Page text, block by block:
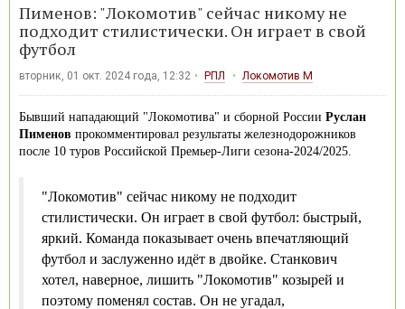
Пименов: "Локомотив" сейчас никому не
подходит стилистически. Он играет в свой
футбол
вторник, 01 окт. 2024 года, 12:32 РПЛ Локомотив М
Бывший нападающий "Локомотива" и сборной России Руслан
Пименов прокомментировал результаты железнодорожников
после 10 туров Российской Премьер-Лиги сезона-2024/2025.
"Локомотив" сейчас никому не подходит
стилистически. Он играет в свой футбол: быстрый,
яркий. Команда показывает очень впечатляющий
футбол и заслуженно идёт в двойке. Станкович
хотел, наверное, лишить "Локомотив" козырей и
поэтому поменял состав. Он не угадал,